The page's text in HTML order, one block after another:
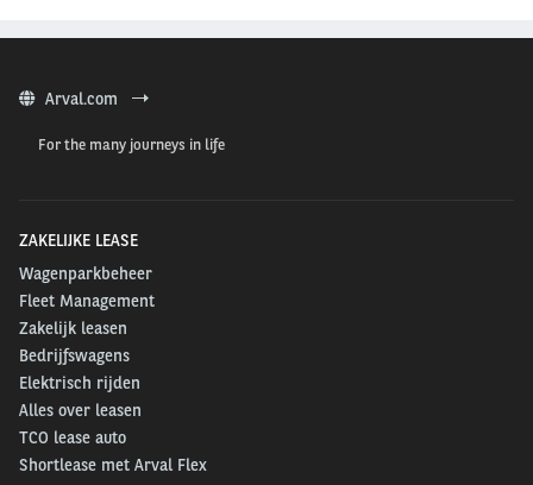
Arval.com
For the many journeys in life
ZAKELIJKE LEASE
Wagenparkbeheer
Fleet Management
Zakelijk leasen
Bedrijfswagens
Elektrisch rijden
Alles over leasen
TCO lease auto
Shortlease met Arval Flex